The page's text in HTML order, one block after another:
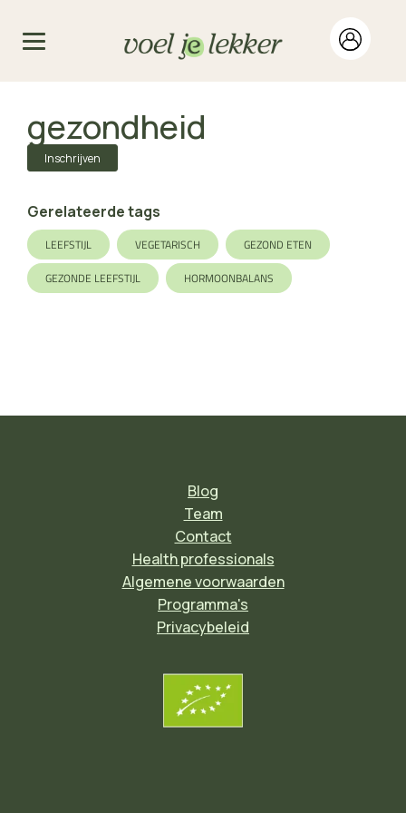
gezondheid
Inschrijven
Gerelateerde tags
LEEFSTIJL VEGETARISCH
GEZOND ETEN
GEZONDE LEEFSTIJL
HORMOONBALANS
Blog
Team
Contact
Health professionals
Algemene voorwaarden
Programma's
Privacybeleid